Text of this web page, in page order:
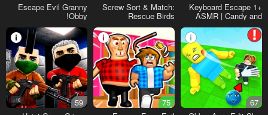
+1 Keyboard Escape
ASMR | Candy and
Screw Sort & Match:
Rescue Birds
Escape Evil Granny
Obby!
67
75
59
16+